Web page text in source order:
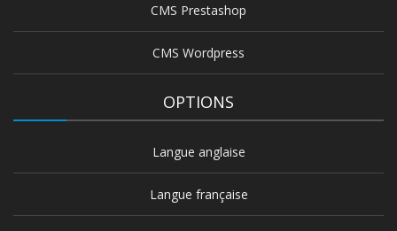
CMS Prestashop
CMS Wordpress
OPTIONS
Langue anglaise
Langue française